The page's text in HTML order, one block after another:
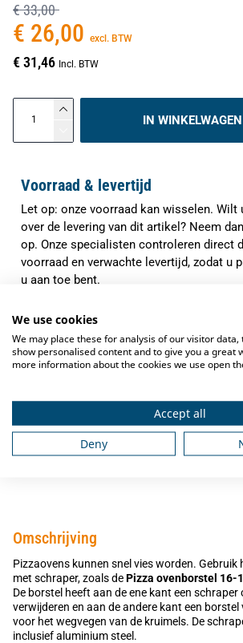
€ 33,00
€ 26,00 excl. BTW
€ 31,46 Incl. BTW
IN WINKELWAGEN
Voorraad & levertijd
Let op: onze voorraad kan wisselen. Wilt
over de levering van dit artikel? Neem
op. Onze specialisten controleren direct
voorraad en verwachte levertijd, zodat u
u aan toe bent.
✓
1-3
verzonden
✓ Gratis verzendingvanaf €250,-
Ook na aankoop bieden we
ondersteuning
Omschrijving
Pizzaovens kunnen snel vies worden. Gebruik
met schraper, zoals dePizza ovenborstel 16-
De borstel heeft aan de ene kant een
verwijderen en aan de andere kant een
voor het wegvegen van de kruimels. De
inclusief aluminium steel.
We use cookies
We may place these for analysis of our visitor
show personalised content and to give you a great
more information about the cookies we use open
Accept all
Deny